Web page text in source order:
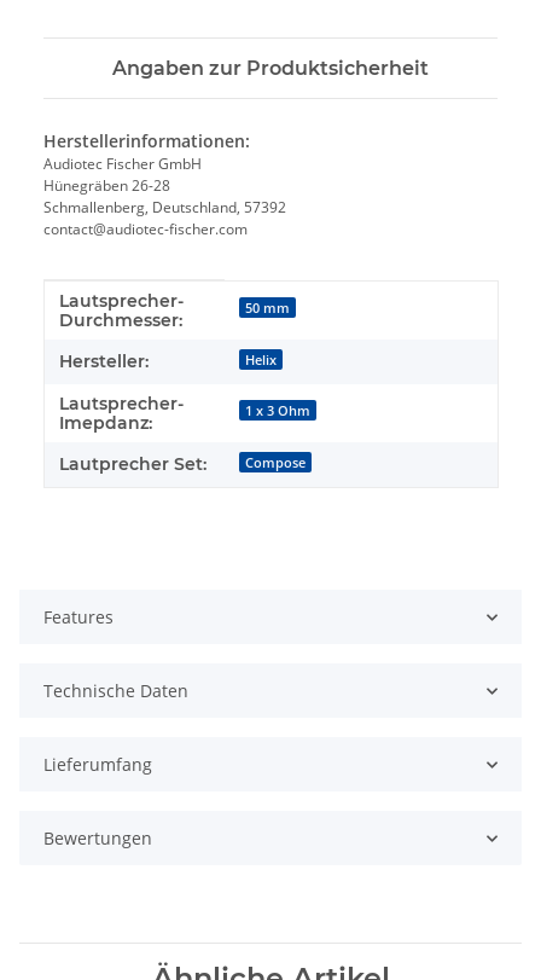
Angaben zur Produktsicherheit
Herstellerinformationen:
Audiotec Fischer GmbH
Hünegräben 26-28
Schmallenberg, Deutschland, 57392
contact@audiotec-fischer.com
Produkteigenschaft
Wert
Lautsprecher-
Durchmesser:
50 mm
Hersteller: Helix
Lautsprecher-
Imepdanz:
1 x 3 Ohm
Lautprecher Set: Compose
Features
Technische Daten
Lieferumfang
Bewertungen